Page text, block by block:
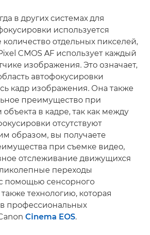
в других системах для
используется
отдельных пикселей,
CMOS AF использует каждый
изображения. Это означает,
автофокусировки
кадр изображения. Она также
преимущество при
в кадре, так как между
отсутствуют
образом, вы получаете
при съемке видео,
отслеживание движущихся
переходы
помощью сенсорного
технологию, которая
профессиональных
Cinema EOS.